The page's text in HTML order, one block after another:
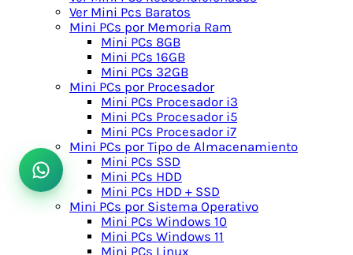
Ver Mini Pcs Baratos
Mini PCs por Memoria Ram
Mini PCs 8GB
Mini PCs 16GB
Mini PCs 32GB
Mini PCs por Procesador
Mini PCs Procesador i3
Mini PCs Procesador i5
Mini PCs Procesador i7
Mini PCs por Tipo de Almacenamiento
Mini PCs SSD
Mini PCs HDD
Mini PCs HDD + SSD
Mini PCs por Sistema Operativo
Mini PCs Windows 10
Mini PCs Windows 11
Mini PCs Linux